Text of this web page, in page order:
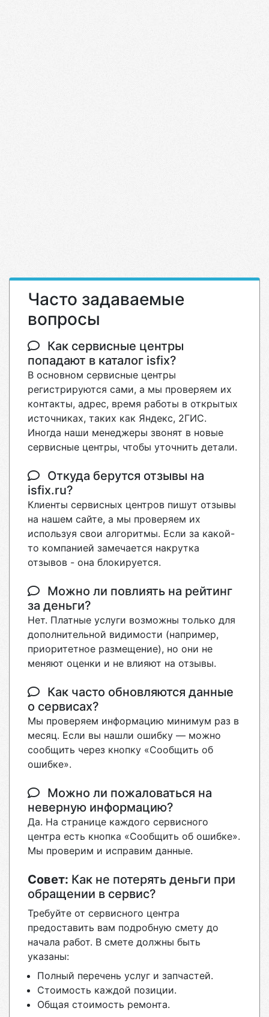
Часто задаваемые
вопросы
Как сервисные центры
попадают в каталог isfix?
В основном сервисные центры
регистрируются сами, а мы проверяем их
контакты, адрес, время работы в открытых
источниках, таких как Яндекс, 2ГИС.
Иногда наши менеджеры звонят в новые
сервисные центры, чтобы уточнить детали.
Откуда берутся отзывы на
isfix.ru?
Клиенты сервисных центров пишут отзывы
на нашем сайте, а мы проверяем их
используя свои алгоритмы. Если за какой-
то компанией замечается накрутка
отзывов - она блокируется.
Можно ли повлиять на рейтинг
за деньги?
Нет. Платные услуги возможны только для
дополнительной видимости (например,
приоритетное размещение), но они не
меняют оценки и не влияют на отзывы.
Как часто обновляются данные
о сервисах?
Мы проверяем информацию минимум раз в
месяц. Если вы нашли ошибку — можно
сообщить через кнопку «Сообщить об
ошибке».
Можно ли пожаловаться на
неверную информацию?
Да. На странице каждого сервисного
центра есть кнопка «Сообщить об ошибке».
Мы проверим и исправим данные.
Совет: Как не потерять деньги при
обращении в сервис?
Требуйте от сервисного центра
предоставить вам подробную смету до
начала работ. В смете должны быть
указаны:
Полный перечень услуг и запчастей.
Стоимость каждой позиции.
Общая стоимость ремонта.